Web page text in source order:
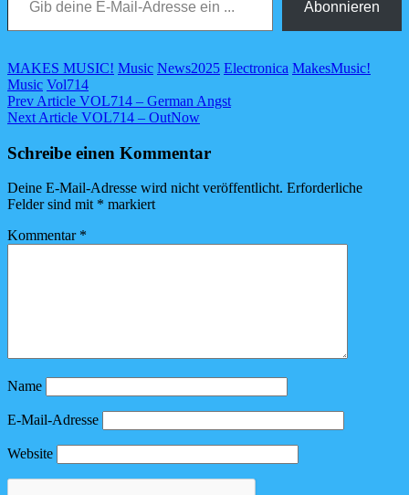
Abonnieren
Categories
MAKES MUSIC! Music NewsTags,
2025 Electronica MakesMusic!
Music Vol714
Beitragsnavigation
Previous
Post
Prev Article VOL714 – German Angst
Next
Next Article VOL714 – OutNow
Schreibe einen Kommentar
Deine E-Mail-Adresse wird nicht veröffentlicht. Erforderliche
Felder sind mit * markiert
Kommentar *
Name
E-Mail-Adresse
Website